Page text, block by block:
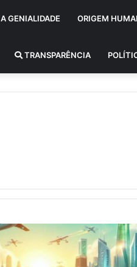
A GENIALIDADE ORIGEM
TRANSPARÊNCIA